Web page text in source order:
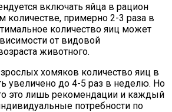
включать яйца в рацион
количестве, примерно 2-3 раза в
количество яиц может
от видовой
животного.
хомяков количество яиц в
увеличено до 4-5 раз в неделю. Но
это лишь рекомендации и каждый
потребности по